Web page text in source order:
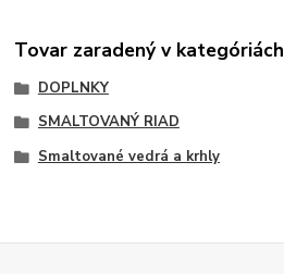
Tovar zaradený v kategóriách
DOPLNKY
SMALTOVANÝ RIAD
Smaltované vedrá a krhly